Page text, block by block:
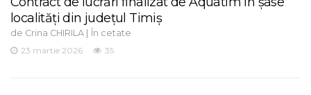
localități din județul Timiș
de Crina CHIRILA | În cetate
23 martie 2026
35